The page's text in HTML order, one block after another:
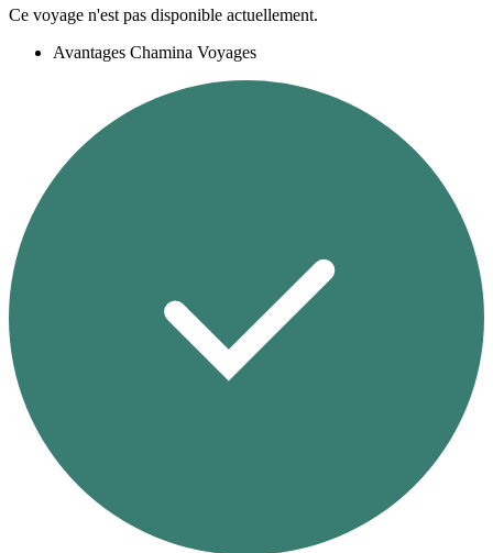
Ce voyage n'est pas disponible actuellement.
Avantages Chamina Voyages